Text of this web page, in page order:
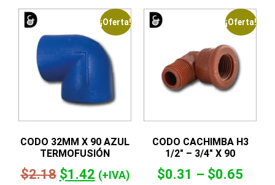
¡Oferta!
CODO 32MM X 90 AZUL
TERMOFUSIÓN
$2.18 $1.42 (+IVA)
¡Oferta!
CODO CACHIMBA H3
1/2″ – 3/4″ X 90
$0.31 – $0.65